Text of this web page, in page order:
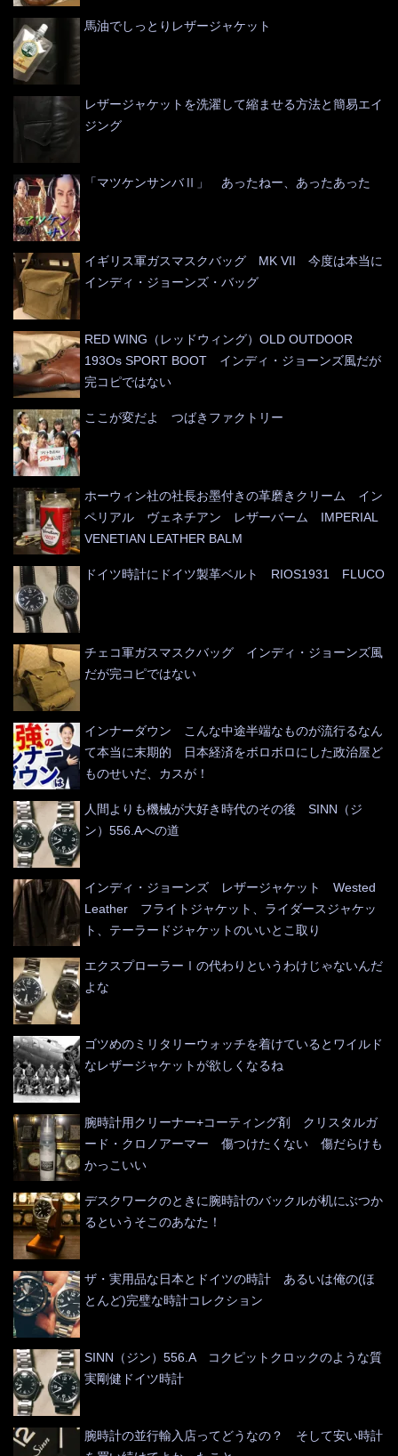
馬油でしっとりレザージャケット
レザージャケットを洗濯して縮ませる方法と簡易エイ
ジング
「マツケンサンバⅡ」 あったねー、あったあった
イギリス軍ガスマスクバッグ MK VII 今度は本当に
インディ・ジョーンズ・バッグ
RED WING（レッドウィング）OLD OUTDOOR
193Os SPORT BOOT インディ・ジョーンズ風だが
完コピではない
ここが変だよ つばきファクトリー
ホーウィン社の社長お墨付きの革磨きクリーム イン
ペリアル ヴェネチアン レザーバーム IMPERIAL
VENETIAN LEATHER BALM
ドイツ時計にドイツ製革ベルト RIOS1931 FLUCO
チェコ軍ガスマスクバッグ インディ・ジョーンズ風
だが完コピではない
インナーダウン こんな中途半端なものが流行るなん
て本当に末期的 日本経済をボロボロにした政治屋ど
ものせいだ、カスが！
人間よりも機械が大好き時代のその後 SINN（ジ
ン）556.Aへの道
インディ・ジョーンズ レザージャケット Wested
Leather フライトジャケット、ライダースジャケッ
ト、テーラードジャケットのいいとこ取り
エクスプローラーⅠの代わりというわけじゃないんだ
よな
ゴツめのミリタリーウォッチを着けているとワイルド
なレザージャケットが欲しくなるね
腕時計用クリーナー+コーティング剤 クリスタルガ
ード・クロノアーマー 傷つけたくない 傷だらけも
かっこいい
デスクワークのときに腕時計のバックルが机にぶつか
るというそこのあなた！
ザ・実用品な日本とドイツの時計 あるいは俺の(ほ
とんど)完璧な時計コレクション
SINN（ジン）556.A コクピットクロックのような質
実剛健ドイツ時計
腕時計の並行輸入店ってどうなの？ そして安い時計